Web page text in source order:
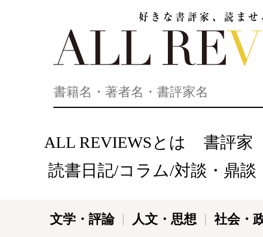
ALL REVIEWSとは
書評家
読書日記/コラム/対談・鼎談
文学・評論 人文・思想
社会・